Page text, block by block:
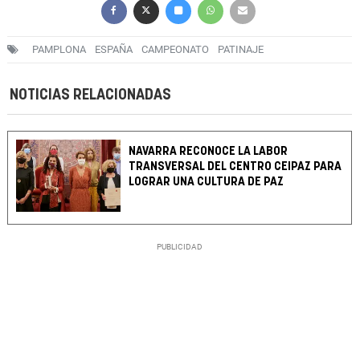
PAMPLONA ESPAÑA CAMPEONATO PATINAJE
NOTICIAS RELACIONADAS
NAVARRA RECONOCE LA LABOR
TRANSVERSAL DEL CENTRO CEIPAZ PARA
LOGRAR UNA CULTURA DE PAZ